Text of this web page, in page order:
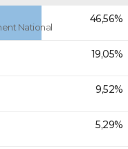
National
46,56%
19,05%
9,52%
5,29%